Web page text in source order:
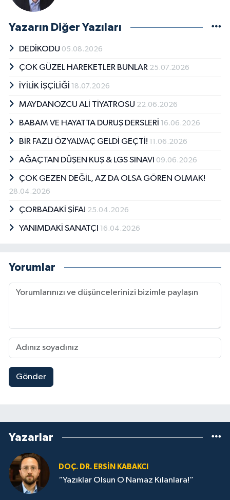
Yazarın Diğer Yazıları
DEDİKODU 05.08.2026
ÇOK GÜZEL HAREKETLER BUNLAR 25.07.2026
İYİLİK İŞÇİLİĞİ 18.07.2026
MAYDANOZCU ALİ TİYATROSU 22.06.2026
BABAM VE HAYATTA DURUŞ DERSLERİ 16.06.2026
BİR FAZLI ÖZYALVAÇ GELDİ GEÇTİ! 11.06.2026
AĞAÇTAN DÜŞEN KUŞ & LGS SINAVI 09.06.2026
ÇOK GEZEN DEĞİL, AZ DA OLSA GÖREN OLMAK!
28.04.2026
ÇORBADAKİ ŞİFA! 25.04.2026
YANIMDAKİ SANATÇI 16.04.2026
Yorumlar
Gönder
Yazarlar
DOÇ. DR. ERSIN KABAKCI
“Yazıklar Olsun O Namaz Kılanlara!”